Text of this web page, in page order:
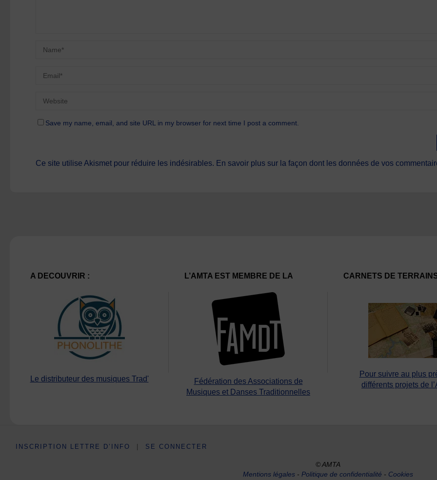
Save my name, email, and site URL in my browser for next time I post a comment.
Ce site utilise Akismet pour réduire les indésirables. En savoir plus sur la façon dont les données de vos
A DECOUVRIR :
Le distributeur des musiques Trad'
L’AMTA EST MEMBRE DE LA
Fédération des Associations de
Musiques et Danses Traditionnelles
CARNETS DE
Pour suivre au plus
différents projets de
INSCRIPTION LETTRE D’INFO | SE CONNECTER
© AMTA
Mentions légales- Politique de confidentialité - Cookies